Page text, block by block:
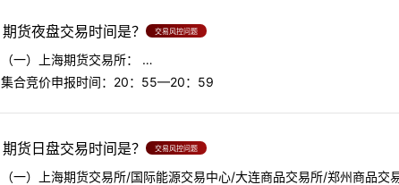
期货夜盘交易时间是？ 交易风控问题
（一）上海期货交易所：
集合竞价申报时间：20：55—20：59
21：00－02：30 （黄金、白银）
21：00－23：00（燃料油、螺纹钢、石油沥青、热轧卷板、纸浆、橡
期货日盘交易时间是？ 交易风控问题
（一）上海期货交易所/国际能源交易中心/大连商品交易所/郑州商品